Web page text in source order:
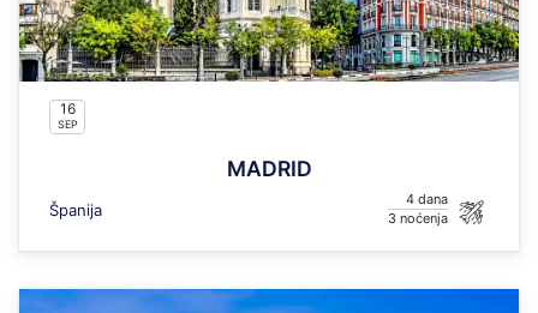
16
SEP
MADRID
Španija
4
3